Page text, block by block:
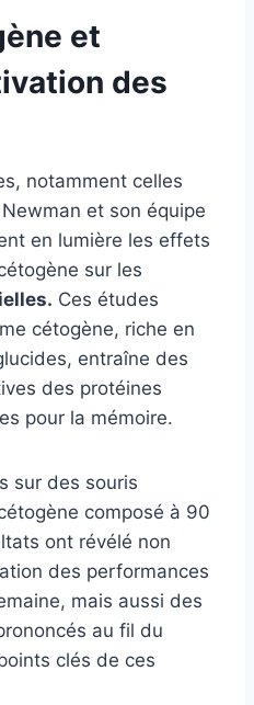
et
des
notamment celles
et son équipe
en lumière les effets
sur les
Ces études
cétogène, riche en
entraîne des
des protéines
pour la mémoire.
sur des souris
composé à 90
ont révélé non
des performances
mais aussi des
au fil du
clés de ces